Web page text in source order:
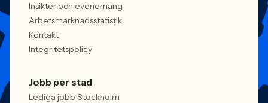
Insikter och evenemang
Arbetsmarknadsstatistik
Kontakt
Integritetspolicy
Jobb per stad
Lediga jobb Stockholm